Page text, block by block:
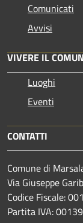
Comunicati
Avvisi
VIVERE IL
Luoghi
Eventi
CONTATTI
Comune di
Via Giuseppe
Codice Fiscale:
Partita IVA: